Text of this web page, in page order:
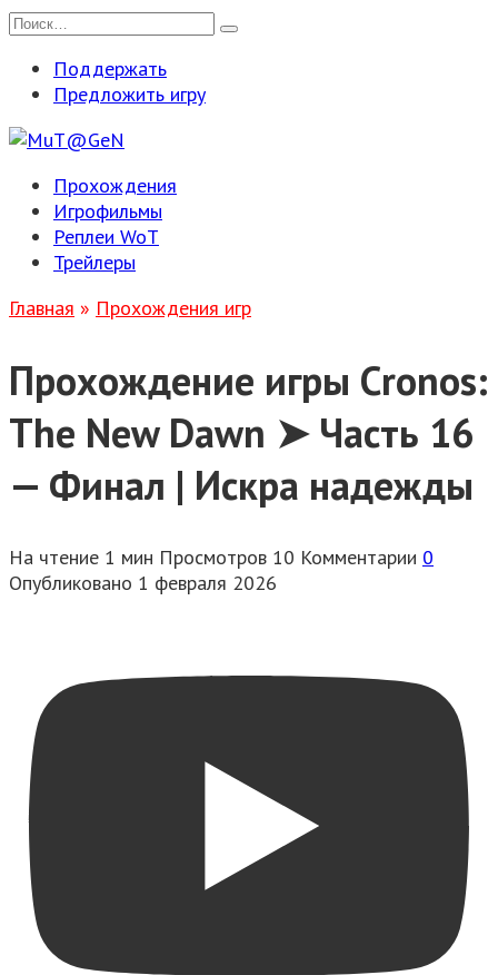
Перейти
содержанию
Search
Поддержать
Предложить игру
Прохождения
Игрофильмы
Реплеи WoT
Трейлеры
Главная » Прохождения игр
Прохождение игры Cronos:
The New Dawn ➤ Часть 16
— Финал | Искра надежды
На чтение 1 мин Просмотров 10 Комментарии 0
Опубликовано 1 февраля 2026